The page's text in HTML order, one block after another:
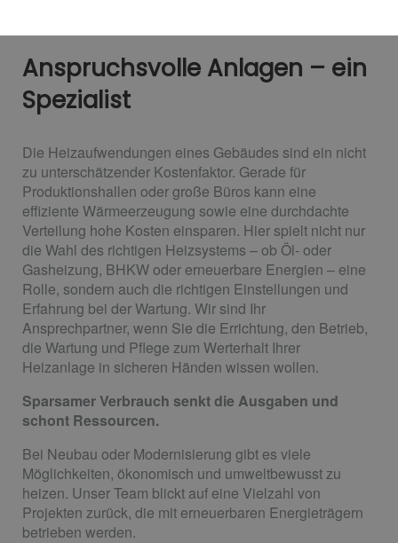
Anspruchsvolle Anlagen – ein
Spezialist
Die Heizaufwendungen eines Gebäudes sind ein nicht
zu unterschätzender Kostenfaktor. Gerade für
Produktionshallen oder große Büros kann eine
effiziente Wärmeerzeugung sowie eine durchdachte
Verteilung hohe Kosten einsparen. Hier spielt nicht nur
die Wahl des richtigen Heizsystems – ob Öl- oder
Gasheizung, BHKW oder erneuerbare Energien – eine
Rolle, sondern auch die richtigen Einstellungen und
Erfahrung bei der Wartung. Wir sind Ihr
Ansprechpartner, wenn Sie die Errichtung, den Betrieb,
die Wartung und Pflege zum Werterhalt Ihrer
Heizanlage in sicheren Händen wissen wollen.
Sparsamer Verbrauch senkt die Ausgaben und
schont Ressourcen.
Bei Neubau oder Modernisierung gibt es viele
Möglichkeiten, ökonomisch und umweltbewusst zu
heizen. Unser Team blickt auf eine Vielzahl von
Projekten zurück, die mit erneuerbaren Energieträgern
betrieben werden.